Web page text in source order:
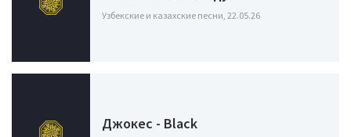
Узбекские и казахские песни, 22.05.26
Джокес - Black